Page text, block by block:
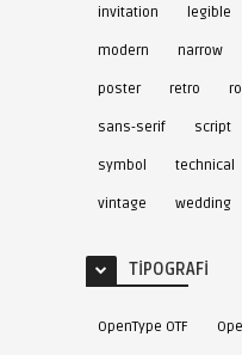
invitation legible
modern narrow
poster retro
sans-serif script
symbol technical
vintage wedding
TIPOGRAFI
OpenType OTF